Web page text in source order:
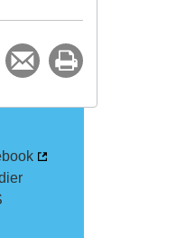
Tipsa
en
ut